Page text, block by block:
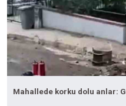
Mahallede korku dolu anlar: